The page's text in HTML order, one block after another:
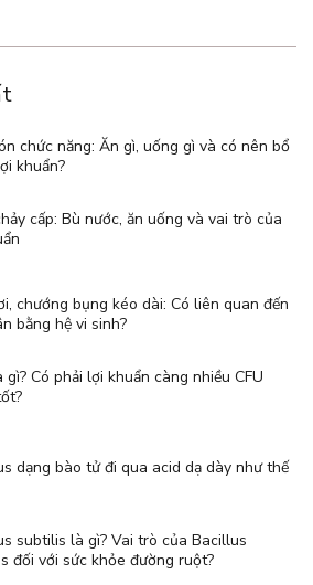
chức năng: Ăn gì, uống gì và có nên bổ
khuẩn?
cấp: Bù nước, ăn uống và vai trò của
chướng bụng kéo dài: Có liên quan đến
bằng hệ vi sinh?
gì? Có phải lợi khuẩn càng nhiều CFU
dạng bào tử đi qua acid dạ dày như thế
subtilis là gì? Vai trò của Bacillus
đối với sức khỏe đường ruột?